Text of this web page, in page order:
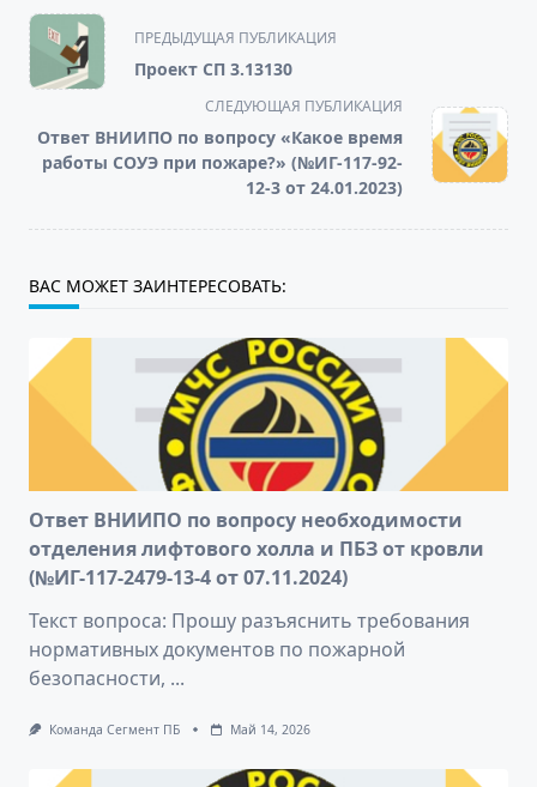
<span
class="nav-
subtitle
reader-
text">Page</span>
ПРЕДЫДУЩАЯ ПУБЛИКАЦИЯ
Проект СП 3.13130
СЛЕДУЮЩАЯ ПУБЛИКАЦИЯ
Ответ ВНИИПО по вопросу «Какое время
работы СОУЭ при пожаре?» (№ИГ-117-92-
12-3 от 24.01.2023)
ВАС МОЖЕТ ЗАИНТЕРЕСОВАТЬ:
Ответ ВНИИПО по вопросу необходимости
отделения лифтового холла и ПБЗ от кровли
(№ИГ-117-2479-13-4 от 07.11.2024)
Текст вопроса: Прошу разъяснить требования
нормативных документов по пожарной
безопасности, ...
Команда Сегмент ПБ Май 14, 2026